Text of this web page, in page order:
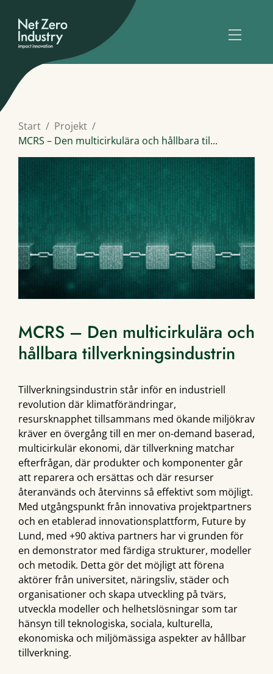
Start
Projekt
MCRS – Den multicirkulära och hållbara til...
MCRS – Den multicirkulära och
hållbara tillverkningsindustrin
Tillverkningsindustrin står inför en industriell
revolution där klimatförändringar,
resursknapphet tillsammans med ökande miljökrav
kräver en övergång till en mer on-demand baserad,
multicirkulär ekonomi, där tillverkning matchar
efterfrågan, där produkter och komponenter går
att reparera och ersättas och där resurser
återanvänds och återvinns så effektivt som möjligt.
Med utgångspunkt från innovativa projektpartners
och en etablerad innovationsplattform, Future by
Lund, med +90 aktiva partners har vi grunden för
en demonstrator med färdiga strukturer, modeller
och metodik. Detta gör det möjligt att förena
aktörer från universitet, näringsliv, städer och
organisationer och skapa utveckling på tvärs,
utveckla modeller och helhetslösningar som tar
hänsyn till teknologiska, sociala, kulturella,
ekonomiska och miljömässiga aspekter av hållbar
tillverkning.